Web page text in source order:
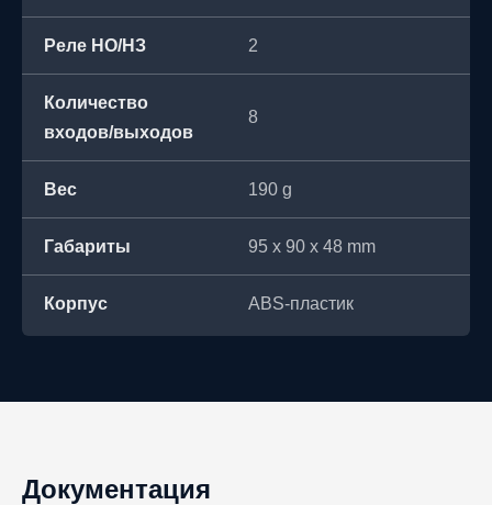
Реле НО/НЗ 2
Количество
входов/выходов
8
Вес 190 g
Габариты 95 х 90 х 48 mm
Корпус ABS-пластик
Документация